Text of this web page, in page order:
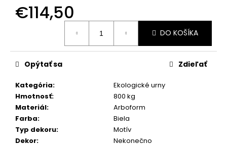
€114,50
DO KOŠÍKA
Kategória:
Ekologické urny
Hmotnosť:
800 kg
Materiál:
Arboform
Farba:
Biela
Typ dekoru:
Motív
Dekor:
Nekonečno
Opýtať sa Zdieľať
d
p
o
ú
č
a
m
e